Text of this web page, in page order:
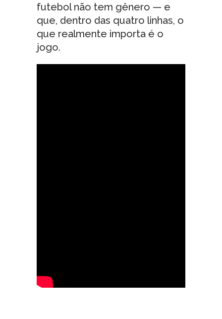
futebol não tem gênero — e
que, dentro das quatro linhas, o
que realmente importa é o
jogo.